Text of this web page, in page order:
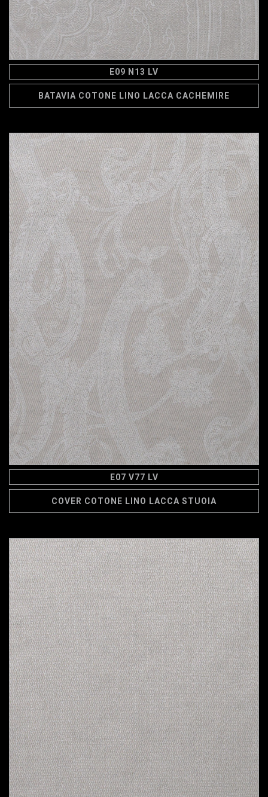
E09 N13 LV
BATAVIA COTONE LINO LACCA CACHEMIRE
E07 V77 LV
COVER COTONE LINO LACCA STUOIA